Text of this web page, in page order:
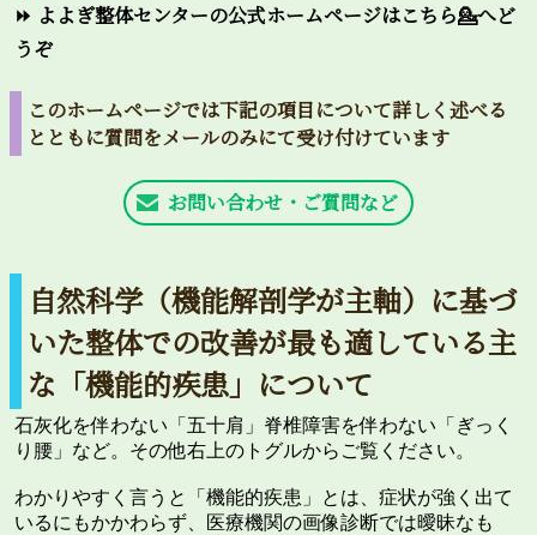
⏩ よよぎ整体センターの公式ホームページはこちら💁へど
うぞ
このホームページでは下記の項目について詳しく述べる
とともに質問をメールのみにて受け付けています
お問い合わせ・ご質問など
自然科学（機能解剖学が主軸）に基づ
いた整体での改善が最も適している主
な「機能的疾患」について
石灰化を伴わない「五十肩」脊椎障害を伴わない「ぎっく
り腰」など。その他右上のトグルからご覧ください。
わかりやすく言うと「機能的疾患」とは、症状が強く出て
いるにもかかわらず、医療機関の画像診断では曖昧なも